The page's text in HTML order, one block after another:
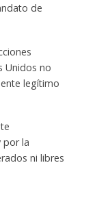
de
Unidos no
legítimo
por la
ni libres